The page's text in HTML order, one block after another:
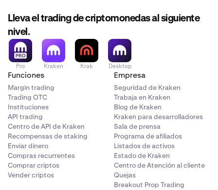
Lleva el trading de criptomonedas al siguiente
nivel.
Pro Kraken Krak Desktop
Funciones
Margin trading
Trading OTC
Instituciones
API trading
Centro de API de Kraken
Recompensas de staking
Enviar dinero
Compras recurrentes
Comprar criptos
Vender criptos
Empresa
Seguridad de Kraken
Trabaja en Kraken
Blog de Kraken
Kraken para desarrolladores
Sala de prensa
Programa de afiliados
Listados de activos
Estado de Kraken
Centro de Atención al cliente
Quejas
Breakout Prop Trading